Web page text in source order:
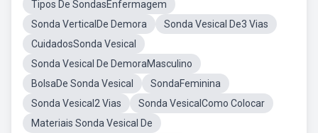
Tipos De SondasEnfermagem
Sonda VerticalDe Demora
Sonda Vesical De3 Vias
CuidadosSonda Vesical
Sonda Vesical De DemoraMasculino
BolsaDe Sonda Vesical
SondaFeminina
Sonda Vesical2 Vias
Sonda VesicalComo Colocar
Materiais Sonda Vesical De